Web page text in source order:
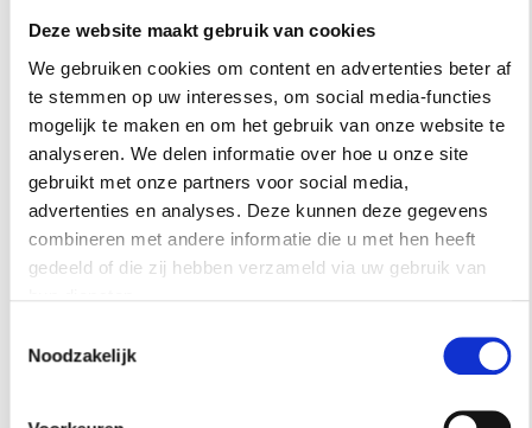
Deze website maakt gebruik van cookies
We gebruiken cookies om content en advertenties beter af
te stemmen op uw interesses, om social media-functies
mogelijk te maken en om het gebruik van onze website te
analyseren. We delen informatie over hoe u onze site
gebruikt met onze partners voor social media,
advertenties en analyses. Deze kunnen deze gegevens
combineren met andere informatie die u met hen heeft
gedeeld of die zij hebben verzameld via uw gebruik van
Noodzakelijk
statements zijn essentieel in een historisch
project zoals dit’, zegt Claude Cartier daarover.
‘Elk element is onderdeel van het hele verhaal.’
RESIDENCE
NIEUWSBRIEF
INSCHRIJVEN